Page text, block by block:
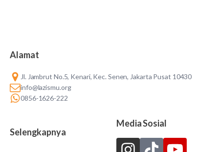
Alamat
Jl. Jambrut No.5, Kenari, Kec. Senen, Jakarta Pusat 10430
info@lazismu.org
0856-1626-222
Selengkapnya
Media Sosial